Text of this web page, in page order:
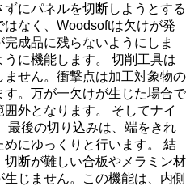
にパネルを切断しようとする
はなく、Woodsoftは欠けが発
成品に残らないようにしま
に機能します。 切削工具は
せん。衝撃点は加工対象物の
。万が一欠けが生じた場合で
外となります。 そしてナイ
最後の切り込みは、端をきれ
にゆっくりと行います。 結
断が難しい合板やメラミン材
じません。この機能は、内側